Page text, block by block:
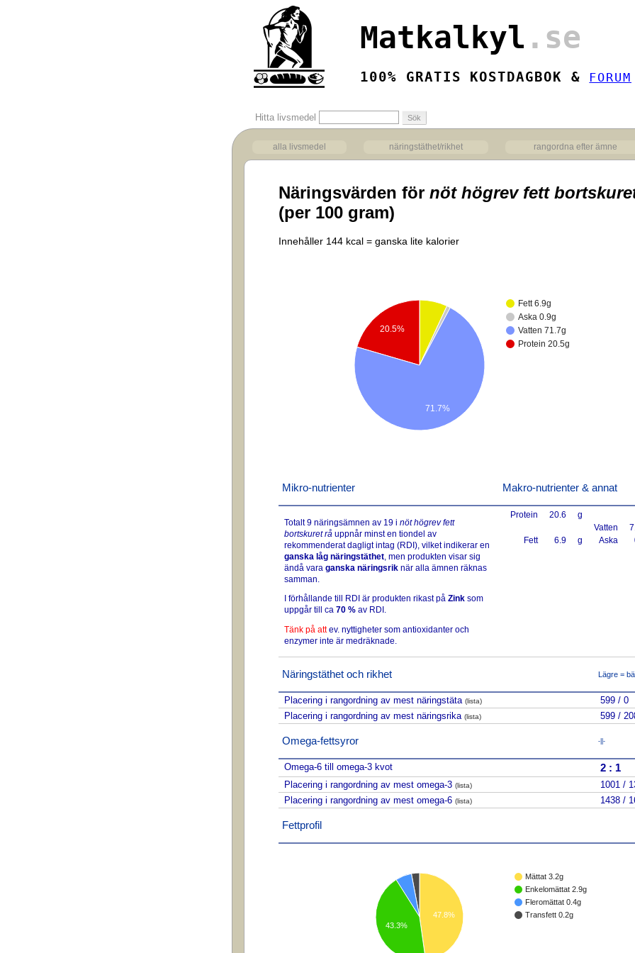
Matkalkyl .se
100% GRATIS KOSTDAGBOK & FORUM
Hitta livsmedel
alla livsmedel näringstäthet/rikhet rangordna efter ämne
Näringsvärden för nöt högrev fett
(per 100 gram)
Innehåller 144 kcal = ganska lite kalorier
Fett 6.9g
Aska 0.9g
Vatten 71.7g
Protein 20.5g
20.5%
71.7%
Mikro-nutrienter Makro-nutrienter & annat
Totalt 9 näringsämnen av 19 i nöt högrev fett
bortskuret rå uppnår minst en tiondel av
rekommenderat dagligt intag (RDI), vilket indikerar en
ganska låg näringstäthet , men produkten visar sig
ändå vara ganska näringsrik när alla ämnen räknas
samman.
I förhållande till RDI är produkten rikast på Zink som
uppgår till ca 70 % av RDI.
Tänk på attev. nyttigheter som antioxidanter och
enzymer inte är medräknade.
Protein 20.6
g
Vatten
Fett
6.9 g Aska
Näringstäthet och rikhet Lägre =
Placering i rangordning av mest näringstäta (lista)
599 / 0
Placering i rangordning av mest näringsrika (lista) 599 /
Omega-fettsyror -||-
Omega-6 till omega-3 kvot 2 : 1
Placering i rangordning av mest omega-3 (lista)
1001 /
Placering i rangordning av mest omega-6 (lista) 1438 /
Fettprofil
Mättat 3.2g
Enkelomättat 2.9g
Fleromättat 0.4g
Transfett 0.2g
47.8%
43.3%